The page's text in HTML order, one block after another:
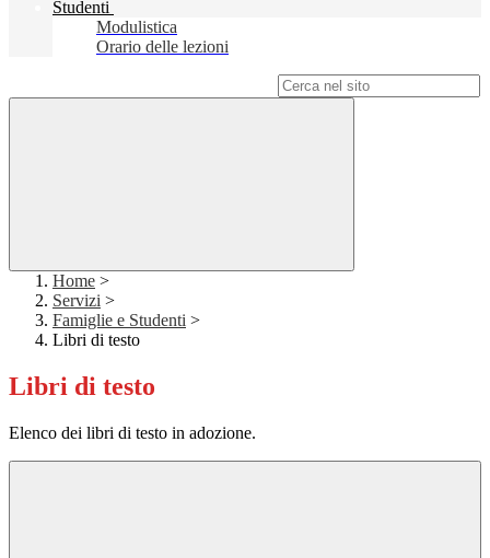
Studenti
Modulistica
Orario delle lezioni
Home >
Servizi >
Famiglie e Studenti >
Libri di testo
Libri di testo
Elenco dei libri di testo in adozione.